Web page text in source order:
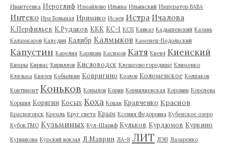
Ивантеевка Иероглиф Измайлово Ильина Ильинский Император ВАВА
Интеко Ира Большая Иримико Исаев Истра Ичалова
К.Перфильев К.Рудаков ККК КС-1 КСП Кавказ Кадышевский Казань
Каламкаров Каледин Калибр Калмыков Каменец-Подольский
Капустин Карелия Карякин Касимов Катя Киев4 Киенский
Кимры Кирвас Кириллов Кисловодск Клещеево городище Клименко
Клязьма Князев Кобылкин Ковригино Козлов Коломенское Колпаков
Континент Коньков Копылов Корин Корнилиевская Коровин Королева
Коршия Корягин Косых Коха Коцан Кравченко Краснов
Красногорск Кремль Круг света Крым Ксения Федоровна Кубенское озеро
Кубок ГМО Кузьминых Кул-Шариф Кульков Курдюмов Куркино
Курникова Курский вокзал Л.Маврин ЛА-8 ЛИТ ЛЭП Лазаренко